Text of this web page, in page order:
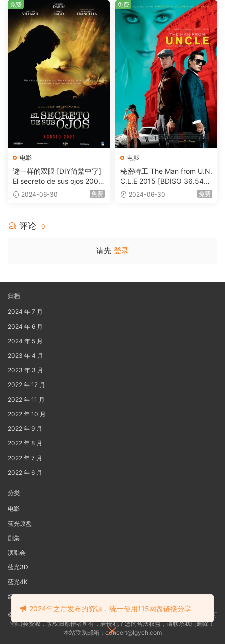
电影
谜一样的双眼 [DIY简繁中字]
El secreto de sus ojos 2009
1080p Blu-ray AVC DTS-HD
2024-06-30 免费
免费
电影
秘密特工 The Man from U.N.
C.L.E 2015 [BDISO 36.54G
B] 2024-06-30 免费
免费
评论 0
请先 登录
归档
2024 年 7 月
2024 年 6 月
2024 年 5 月
2023 年 4 月
2023 年 3 月
2022 年 12 月
2022 年 11 月
2022 年 10 月
2022 年 9 月
2022 年 8 月
2022 年 7 月
2022 年 6 月
分类
电影
蓝光原盘
剧集
演唱会
蓝光3D
蓝光4K
纪录片
©2022 蓝光电影网本站资源来源于网络用户网盘投稿，本站服务器不储存任何
演唱会资源，版权归原作者所有，若侵犯了您的合法权益，请联系我们删除！
本站联系邮箱：concert@lgych.com
2024年之后发布的资源，统一使用115网盘链接分享